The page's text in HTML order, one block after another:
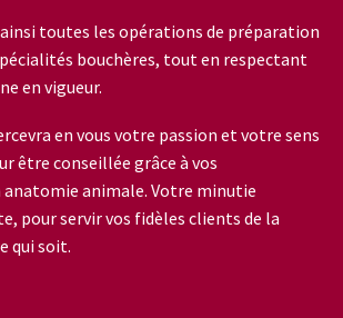
toutes les opérations de préparation
bouchères, tout en respectant
en vigueur.
en vous votre passion et votre sens
être conseillée grâce à vos
anatomie animale. Votre minutie
pour servir vos fidèles clients de la
qui soit.